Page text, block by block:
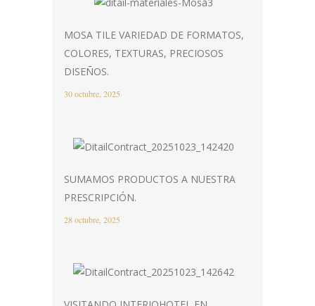
MOSA TILE VARIEDAD DE FORMATOS,
COLORES, TEXTURAS, PRECIOSOS
DISEÑOS.
30 octubre, 2025
SUMAMOS PRODUCTOS A NUESTRA
PRESCRIPCIÓN.
28 octubre, 2025